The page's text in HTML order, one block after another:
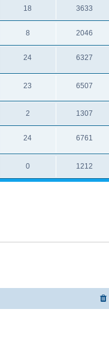
18 3633
8 2046
24 6327
23 6507
2 1307
24 6761
0 1212